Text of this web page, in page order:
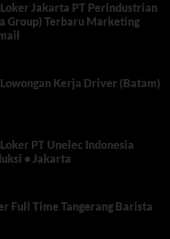
Jakarta PT Perindustrian
Group) Terbaru Marketing
Kerja Driver (Batam)
PT Unelec Indonesia
• Jakarta
Full Time Tangerang Barista